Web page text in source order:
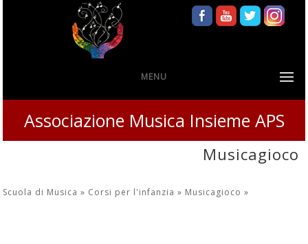
MENU
Associazione Musica Insieme APS
Musicagioco
Scuola di Musica » Corsi per l'infanzia » Musicagioco»